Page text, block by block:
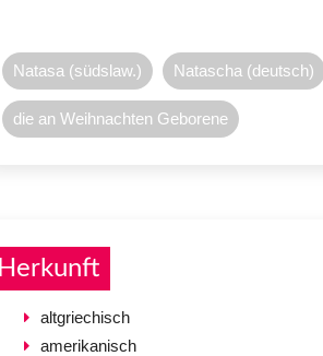
Natasa (südslaw.) Natascha (deutsch)
die an Weihnachten Geborene
Herkunft
altgriechisch
amerikanisch